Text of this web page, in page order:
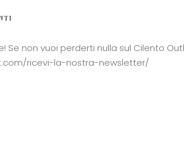
Se non vuoi perderti nulla sul Cilento
ricevi-la-nostra-newsletter/